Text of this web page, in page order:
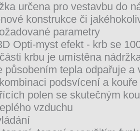
určena pro vestavbu do
konstrukce či
parametry
Opti-myst efekt - krb se
krbu je umístěna
působením tepla odpařuje a
podsvícení a
polen se skutečným
vzduchu